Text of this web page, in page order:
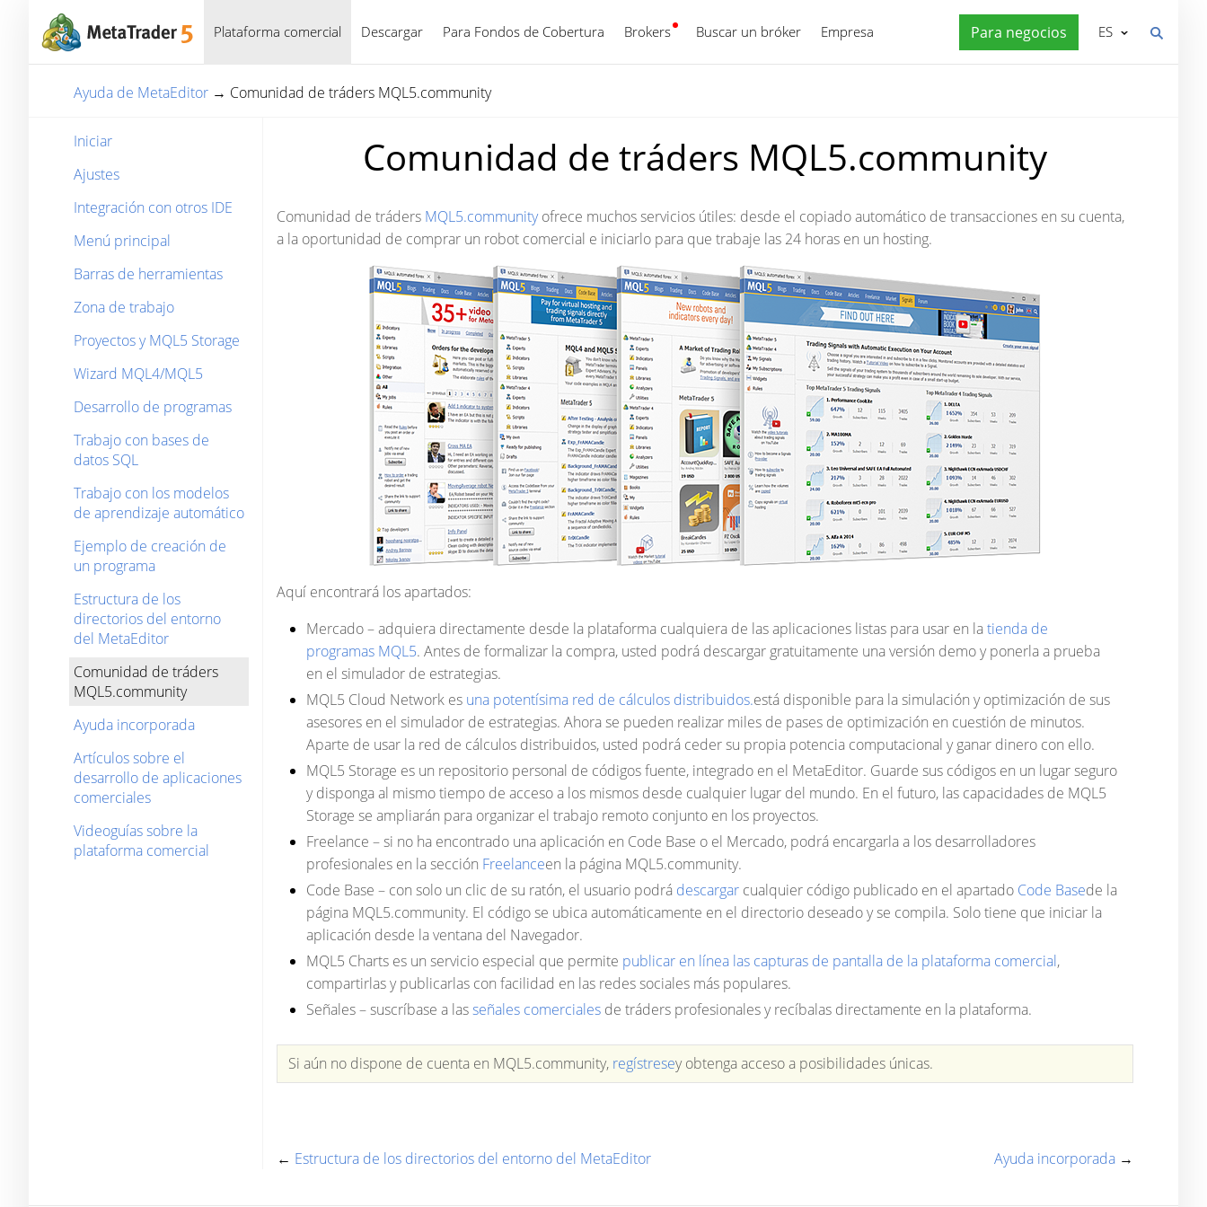
Plataforma comercial Descargar Para Fondos de Cobertura Brokers Buscar un bróker Empresa Para negocios
Español ES
Ayuda de MetaEditor → Comunidad de tráders MQL5.community
Iniciar
Ajustes
Integración con otros IDE
Menú principal
Barras de herramientas
Zona de trabajo
Proyectos y MQL5 Storage
Wizard MQL4/MQL5
Desarrollo de programas
Trabajo con bases de
datos SQL
Trabajo con los modelos
de aprendizaje automático
Ejemplo de creación de
un programa
Estructura de los
directorios del entorno
del MetaEditor
Comunidad de tráders
MQL5.community
Ayuda incorporada
Artículos sobre el
desarrollo de aplicaciones
comerciales
Videoguías sobre la
plataforma comercial
Comunidad de tráders MQL5.community
Comunidad de tráders MQL5.communityofrece muchos servicios útiles: desde el copiado automático de transacciones en su cuenta,
a la oportunidad de comprar un robot comercial e iniciarlo para que trabaje las 24 horas en un hosting.
Aquí encontrará los apartados:
Mercado– adquiera directamente desde la plataforma cualquiera de las aplicaciones listas para usar en latienda de
programas MQL5. Antes de formalizar la compra, usted podrá descargar gratuitamente una versión demo y ponerla a prueba
en el simulador de estrategias.
MQL5 Cloud Network es una potentísima red de cálculos distribuidos.está disponible para la simulación y optimización de sus
asesores en el simulador de estrategias. Ahora se pueden realizar miles de pases de optimización en cuestión de minutos.
Aparte de usar la red de cálculos distribuidos, usted podrá ceder su propia potencia computacional y ganar dinero con ello.
MQL5 Storage es un repositorio personal de códigos fuente, integrado en el MetaEditor. Guarde sus códigos en un lugar seguro
y disponga al mismo tiempo de acceso a los mismos desde cualquier lugar del mundo. En el futuro, las capacidades de MQL5
Storage se ampliarán para organizar el trabajo remoto conjunto en los proyectos.
Freelance – si no ha encontrado una aplicación en Code Base o el Mercado, podrá encargarla a los desarrolladores
profesionales en la sección Freelanceen la página MQL5.community.
Code Base – con solo un clic de su ratón, el usuario podrá descargar cualquier código publicado en el apartado Code Basede la
página MQL5.community. El código se ubica automáticamente en el directorio deseado y se compila. Solo tiene que iniciar la
aplicación desde la ventana del Navegador.
MQL5 Charts es un servicio especial que permite publicar en línea las capturas de pantalla de la plataforma comercial,
compartirlas y publicarlas con facilidad en las redes sociales más populares.
Señales– suscríbase a lasseñales comerciales de tráders profesionales y recíbalas directamente en la plataforma.
Si aún no dispone de cuenta en MQL5.community, regístresey obtenga acceso a posibilidades únicas.
← Estructura de los directorios del entorno del MetaEditor Ayuda incorporada →